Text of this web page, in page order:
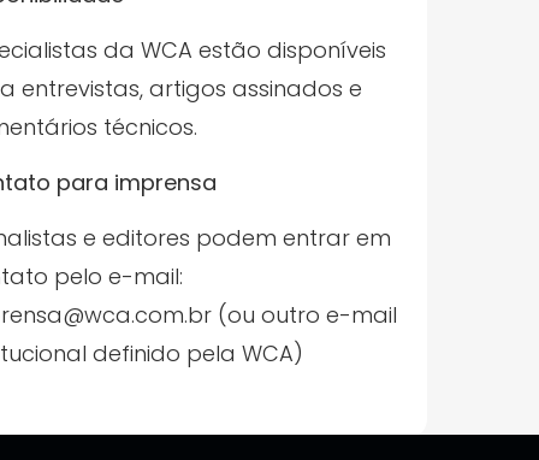
da WCA estão disponíveis
entrevistas, artigos assinados e
técnicos.
para imprensa
e editores podem entrar em
pelo e-mail:
(ou outro e-mail
definido pela WCA)